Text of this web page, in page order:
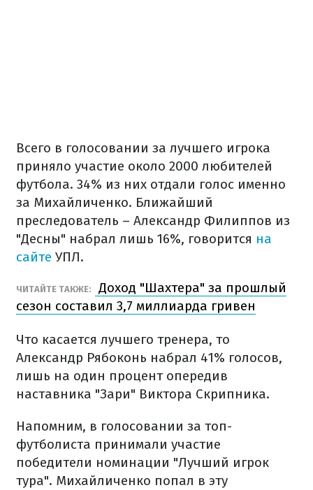
Всего в голосовании за лучшего игрока
приняло участие около 2000 любителей
футбола. 34% из них отдали голос именно
за Михайличенко. Ближайший
преследователь – Александр Филиппов из
"Десны" набрал лишь 16%, говорится на
сайте УПЛ.
ЧИТАЙТЕ ТАКЖЕ:
Доход "Шахтера" за прошлый
сезон составил 3,7 миллиарда гривен
Что касается лучшего тренера, то
Александр Рябоконь набрал 41% голосов,
лишь на один процент опередив
наставника "Зари" Виктора Скрипника.
Напомним, в голосовании за топ-
футболиста принимали участие
победители номинации "Лучший игрок
тура". Михайличенко попал в эту